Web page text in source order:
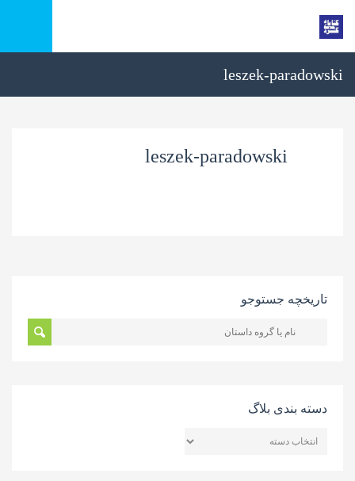
leszek-paradowski
leszek-paradowski
تاریخچه جستوجو
دسته بندی بلاگ